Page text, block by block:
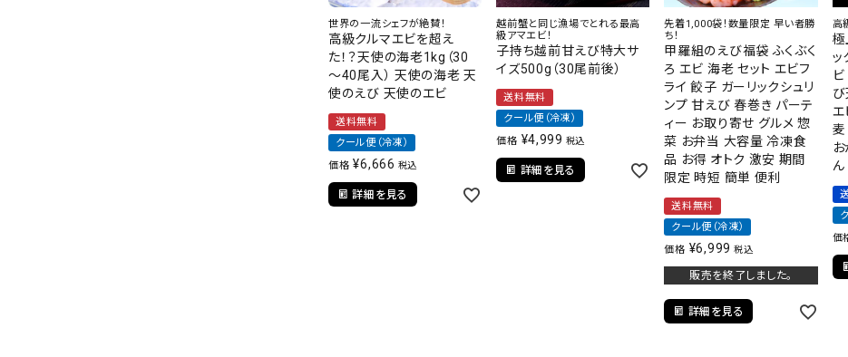
世界の一流シェフが絶賛！
高級クルマエビを超え
た！？天使の海老1kg（30
～40尾入） 天使の海老 天
使のえび 天使のエビ
送料無料
クール便（冷凍）
価格 ¥6,666 税込
詳細を見る
越前蟹と同じ漁場でとれる最高
級アマエビ！
子持ち越前甘えび特大サ
イズ500g（30尾前後）
送料無料
クール便（冷凍）
価格 ¥4,999 税込
詳細を見る
先着1,000袋！数量限定 早い者勝
ち！
甲羅組のえび福袋 ふくぶく
ろ エビ 海老 セット エビフ
ライ 餃子 ガーリックシュリ
ンプ 甘えび 春巻き パーテ
ィー お取り寄せ グルメ 惣
菜 お弁当 大容量 冷凍食
品 お得 オトク 激安 期間
限定 時短 簡単 便利
送料無料
クール便（冷凍）
価格 ¥6,999 税込
販売を終了しました。
詳細を見る
高
極
ッ
エ
麦
価